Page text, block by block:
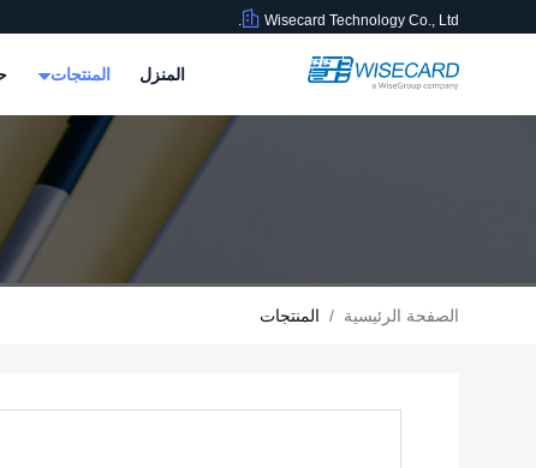
Wisecard Technology Co., Ltd.
المنزل المنتجات
الصفحة الرئيسية / المنتجات